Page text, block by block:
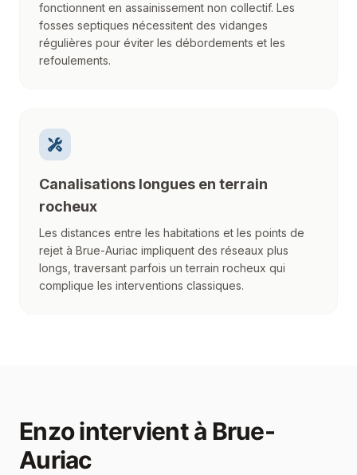
fonctionnent en assainissement non collectif. Les
fosses septiques nécessitent des vidanges
régulières pour éviter les débordements et les
refoulements.
Canalisations longues en terrain
rocheux
Les distances entre les habitations et les points de
rejet à Brue-Auriac impliquent des réseaux plus
longs, traversant parfois un terrain rocheux qui
complique les interventions classiques.
Enzointervient à Brue-
Auriac